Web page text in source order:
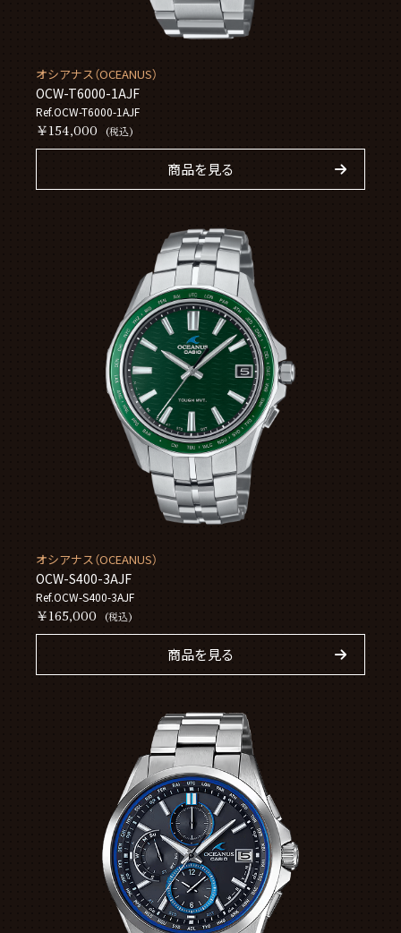
オシアナス（OCEANUS）
OCW-T6000-1AJF
Ref.OCW-T6000-1AJF
￥154,000 (税込)
商品を見る
オシアナス（OCEANUS）
OCW-S400-3AJF
Ref.OCW-S400-3AJF
￥165,000 (税込)
商品を見る